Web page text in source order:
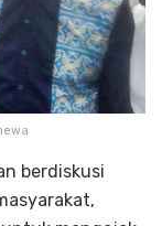
berdiskusi